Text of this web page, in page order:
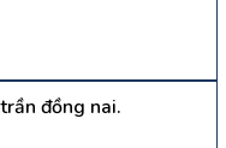
đồng nai.